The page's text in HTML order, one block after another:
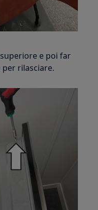
e poi far
rilasciare.